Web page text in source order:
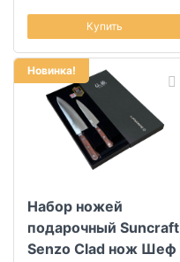
Ширина (см)
Купить
Новинка!
Набор ножей
подарочный Suncraft
Senzo Clad нож Шеф